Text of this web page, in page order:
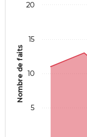
Nombre de faits
5
10
15
20